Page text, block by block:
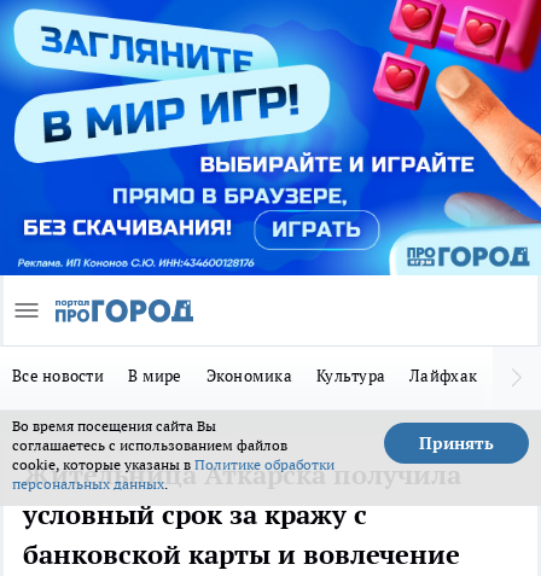
Все новости В мире Экономика Культура Лайфхак
Во время посещения сайта Вы
соглашаетесь с использованием файлов
cookie, которые указаны в Политике обработки
персональных данных.
Принять
Жительница Аткарска получила
условный срок за кражу с
банковской карты и вовлечение